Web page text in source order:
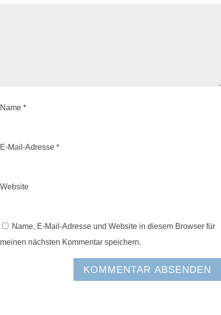
Name *
E-Mail-Adresse *
Website
Name, E-Mail-Adresse und Website in diesem Browser für
meinen nächsten Kommentar speichern.